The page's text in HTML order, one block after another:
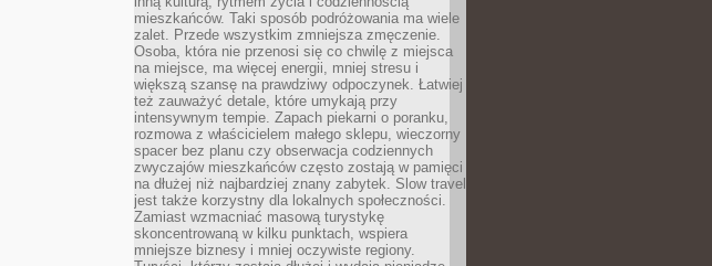
mieszkańców. Taki sposób podróżowania ma wiele
zalet. Przede wszystkim zmniejsza zmęczenie.
Osoba, która nie przenosi się co chwilę z miejsca
na miejsce, ma więcej energii, mniej stresu i
większą szansę na prawdziwy odpoczynek. Łatwiej
też zauważyć detale, które umykają przy
intensywnym tempie. Zapach piekarni o poranku,
rozmowa z właścicielem małego sklepu, wieczorny
spacer bez planu czy obserwacja codziennych
zwyczajów mieszkańców często zostają w pamięci
na dłużej niż najbardziej znany zabytek. Slow travel
jest także korzystny dla lokalnych społeczności.
Zamiast wzmacniać masową turystykę
skoncentrowaną w kilku punktach, wspiera
mniejsze biznesy i mniej oczywiste regiony.